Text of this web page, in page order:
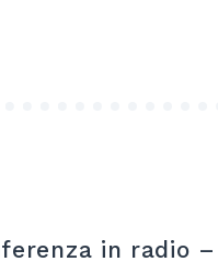
in radio –